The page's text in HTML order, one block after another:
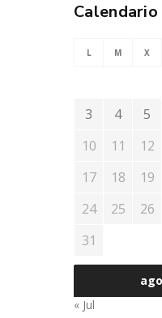
Calendario
L M X
3
4 5
10
11 12
17
18 19
24
25 26
31
« Jul